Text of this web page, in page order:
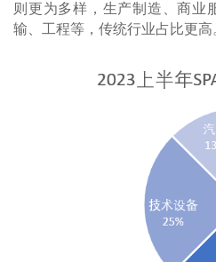
则更为多样，生产制造、商业
输、工程等，传统行业占比更高